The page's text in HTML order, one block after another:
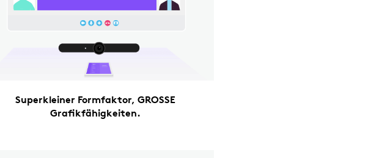
Superkleiner Formfaktor, GROSSE
Grafikfähigkeiten.